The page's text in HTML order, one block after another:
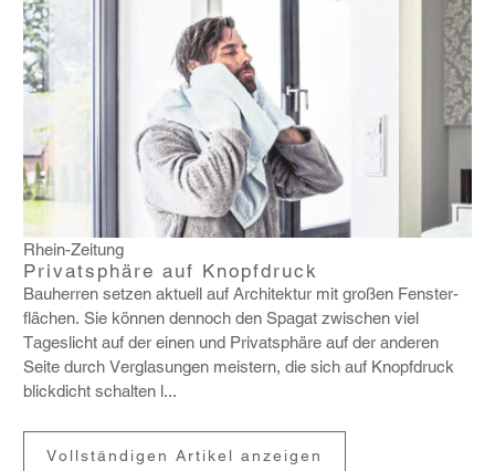
Rhein-Zeitung
Privatsphäre auf Knopfdruck
Bauherren setzen aktuell auf Archi­tektur mit großen Fens­ter­
flä­chen. Sie können dennoch den Spagat zwischen viel
Tages­licht auf der einen und Privat­sphäre auf der anderen
Seite durch Vergla­sungen meis­tern, die sich auf Knopf­druck
blick­dicht schalten l...
Vollständigen Artikel anzeigen